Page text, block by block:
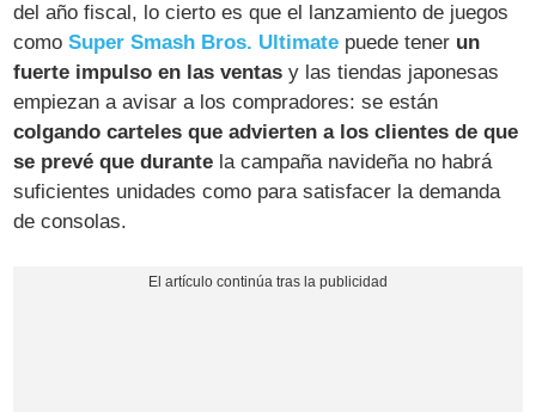
del año fiscal, lo cierto es que el lanzamiento de juegos
comoSuper Smash Bros. Ultimate puede tener un
fuerte impulso en las ventas y las tiendas japonesas
empiezan a avisar a los compradores: se están
colgando carteles que advierten a los clientes de que
se prevé que durante la campaña navideña no habrá
suficientes unidades como para satisfacer la demanda
de consolas.